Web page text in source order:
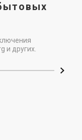
и других.